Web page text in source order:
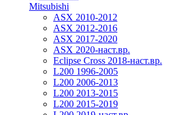
Mitsubishi
ASX 2010-2012
ASX 2012-2016
ASX 2017-2020
ASX 2020-наст.вр.
Eclipse Cross 2018-наст.вр.
L200 1996-2005
L200 2006-2013
L200 2013-2015
L200 2015-2019